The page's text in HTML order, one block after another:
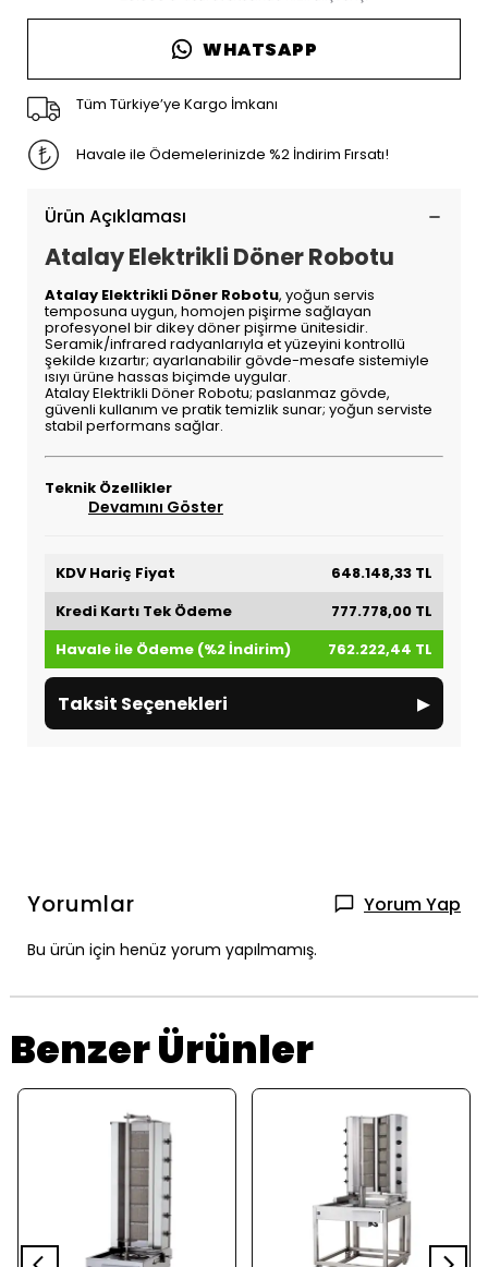
WHATSAPP
Tüm Türkiye’ye Kargo İmkanı
Havale ile Ödemelerinizde %2 İndirim Fırsatı!
Ürün Açıklaması
Atalay Elektrikli Döner Robotu
Atalay Elektrikli Döner Robotu, yoğun servis
temposuna uygun, homojen pişirme sağlayan
profesyonel bir dikey döner pişirme ünitesidir.
Seramik/infrared radyanlarıyla et yüzeyini kontrollü
şekilde kızartır; ayarlanabilir gövde-mesafe sistemiyle
ısıyı ürüne hassas biçimde uygular.
Atalay Elektrikli Döner Robotu; paslanmaz gövde,
güvenli kullanım ve pratik temizlik sunar; yoğun serviste
stabil performans sağlar.
Teknik Özellikler
Devamını Göster
KDV Hariç Fiyat
648.148,33 TL
Kredi Kartı Tek Ödeme
777.778,00 TL
Havale ile Ödeme (%2 İndirim)
762.222,44 TL
Taksit Seçenekleri ▸
Yorumlar Yorum Yap
Bu ürün için henüz yorum yapılmamış.
Benzer Ürünler